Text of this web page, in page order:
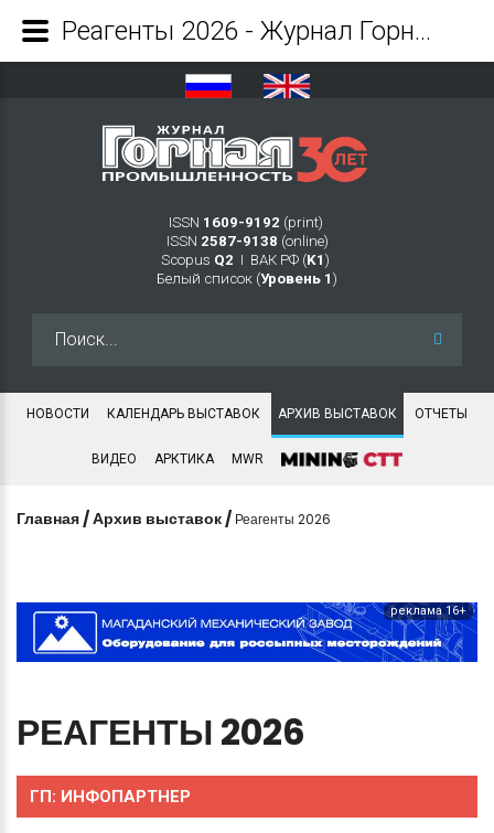
ISSN 1609-9192 (print)
ISSN 2587-9138 (online)
Scopus Q2 Ι ВАК РФ (K1 )
Белый список (Уровень 1 )
НОВОСТИ КАЛЕНДАРЬ ВЫСТАВОК АРХИВ ВЫСТАВОК ОТЧЕТЫ
ВИДЕО АРКТИКА MWR
Главная /Архив выставок / Реагенты 2026
реклама 16+
РЕАГЕНТЫ 2026
ГП: ИНФОПАРТНЕР
Реагенты 2026 - Журнал Горная промышленность